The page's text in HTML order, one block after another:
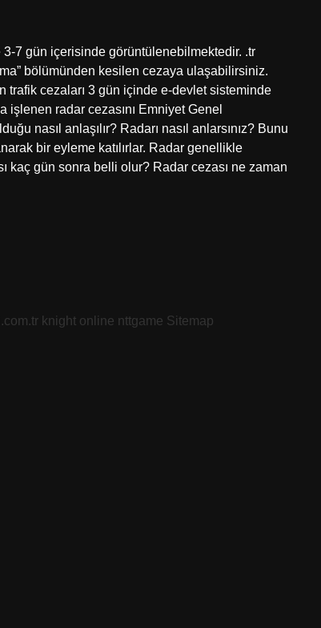
7 gün içerisinde görüntülenebilmektedir. .tr
bölümünden kesilen cezaya ulaşabilirsiniz.
trafik cezaları 3 gün içinde e-devlet sisteminde
radar cezasını Emniyet Genel
nasıl anlaşılır? Radarı nasıl anlarsınız? Bunu
bir eyleme katılırlar. Radar genellikle
kaç gün sonra belli olur? Radar cezası ne zaman
knight online nttgame Sitemap